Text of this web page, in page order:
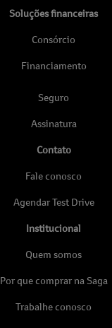
Soluções financeiras
Consórcio
Financiamento
Seguro
Assinatura
Contato
Fale conosco
Agendar Test Drive
Institucional
Quem somos
Por que comprar na Saga
Trabalhe conosco